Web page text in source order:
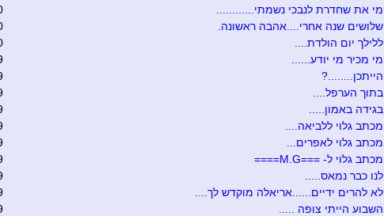
מי את שחדרת לנבכי נשמתי............
שלושים שנה אחרי....אהבה ראשונה.
ללילך יום הולדת....
מי מכיר מי יודע......
הייתכן........?
בתוך הערפל....
בגידה באמון.....
מכתב גלוי ללביאה....
מכתב גלוי לאפרים...
מכתב גלוי ל- ===M.G====
לנו כבר נמאס.....
לא להרים ידיים......אריאלה מוקדש לך....
השבוע הייתי צופה .....